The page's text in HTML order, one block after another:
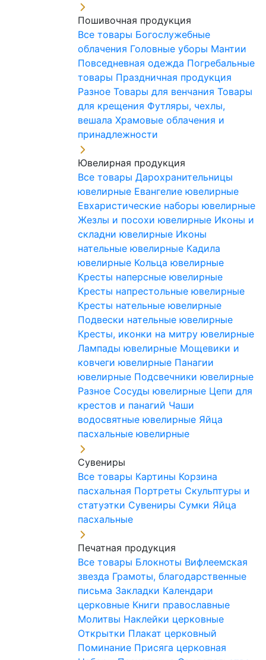
Пошивочная продукция
Все товары Богослужебные
облачения Головные уборы Мантии
Повседневная одежда Погребальные
товары Праздничная продукция
Разное Товары для венчания Товары
для крещения Футляры, чехлы,
вешала Храмовые облачения и
принадлежности
Ювелирная продукция
Все товары Дарохранительницы
ювелирные Евангелие ювелирные
Евхаристические наборы ювелирные
Жезлы и посохи ювелирные Иконы и
складни ювелирные Иконы
нательные ювелирные Кадила
ювелирные Кольца ювелирные
Кресты наперсные ювелирные
Кресты напрестольные ювелирные
Кресты нательные ювелирные
Подвески нательные ювелирные
Кресты, иконки на митру ювелирные
Лампады ювелирные Мощевики и
ковчеги ювелирные Панагии
ювелирные Подсвечники ювелирные
Разное Сосуды ювелирные Цепи для
крестов и панагий Чаши
водосвятные ювелирные Яйца
пасхальные ювелирные
Сувениры
Все товары Картины Корзина
пасхальная Портреты Скульптуры и
статуэтки Сувениры Сумки Яйца
пасхальные
Печатная продукция
Все товары Блокноты Вифлеемская
звезда Грамоты, благодарственные
письма Закладки Календари
церковные Книги православные
Молитвы Наклейки церковные
Открытки Плакат церковный
Поминание Присяга церковная